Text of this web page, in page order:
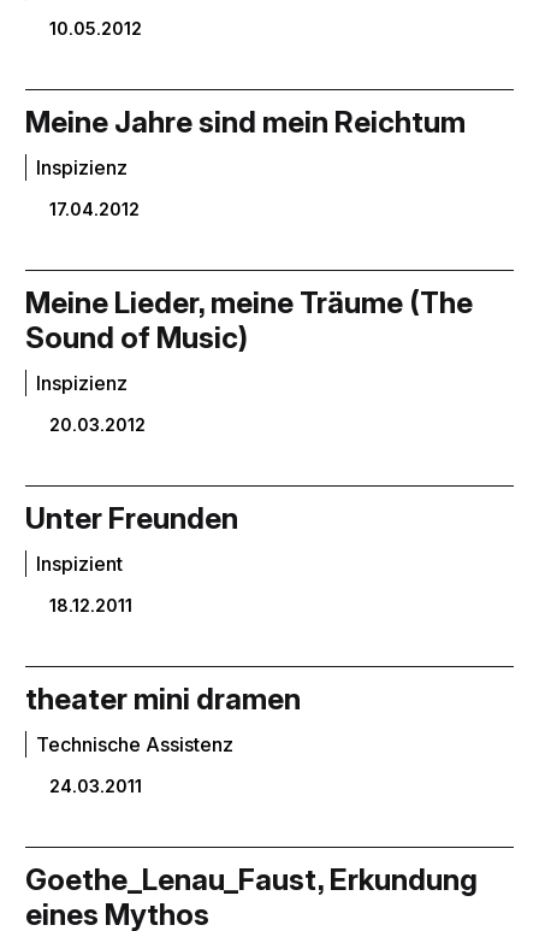
10.05.2012
Meine Jahre sind mein Reichtum
Inspizienz
17.04.2012
Meine Lieder, meine Träume (The
Sound of Music)
Inspizienz
20.03.2012
Unter Freunden
Inspizient
18.12.2011
theater mini dramen
Technische Assistenz
24.03.2011
Goethe_Lenau_Faust, Erkundung
eines Mythos